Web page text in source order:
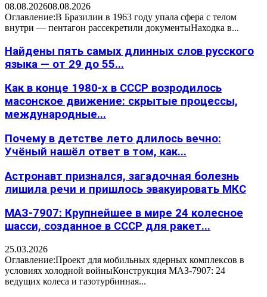
08.08.202608.08.2026
Оглавление:В Бразилии в 1963 году упала сфера с телом
внутри — пентагон рассекретили документыНаходка в...
Найдены пять самых длинных слов русского
языка — от 29 до 55...
Как в конце 1980-х в СССР возродилось
масонское движение: скрытые процессы,
международные...
Почему в детстве лето длилось вечно:
Учёный нашёл ответ в том, как...
Астронавт признался, загадочная болезнь
лишила речи и пришлось эвакуировать МКС
МАЗ-7907: Крупнейшее в мире 24 колесное
шасси, созданное в СССР для ракет...
25.03.2026
Оглавление:Проект для мобильных ядерных комплексов в
условиях холодной войныКонструкция МАЗ-7907: 24
ведущих колеса и газотурбинная...